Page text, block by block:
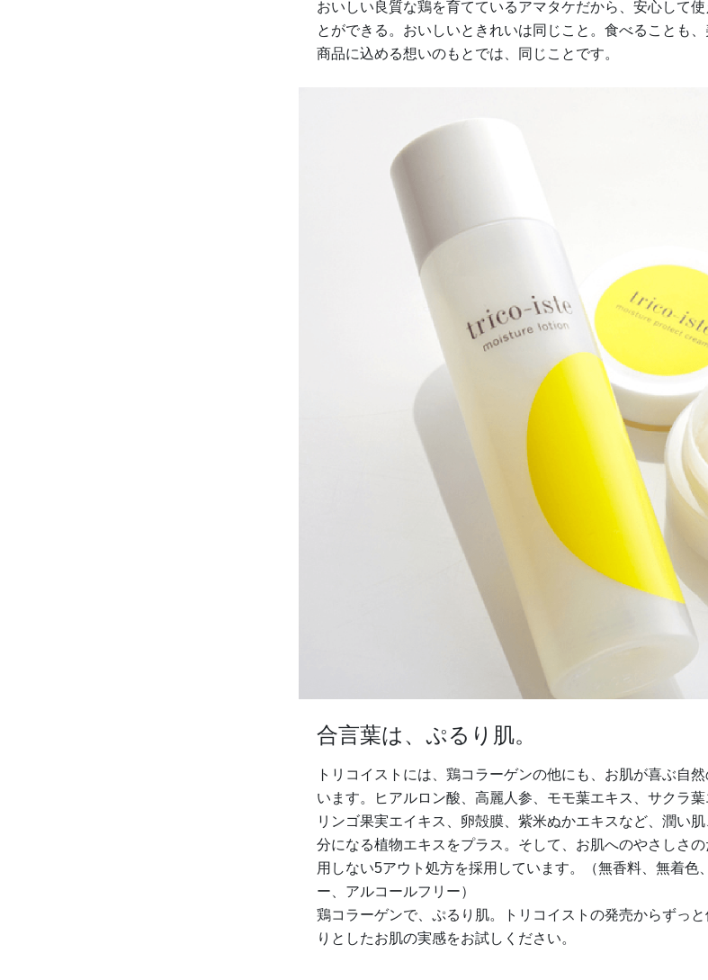
おいしい良質な鶏を育てているアマタケだから、安心して
とができる。おいしいときれいは同じこと。食べることも
商品に込める想いのもとでは、同じことです。
合言葉は、ぷるり肌。
トリコイストには、鶏コラーゲンの他にも、お肌が喜ぶ自
います。ヒアルロン酸、高麗人参、モモ葉エキス、サクラ葉
リンゴ果実エイキス、卵殻膜、紫米ぬかエキスなど、潤い
分になる植物エキスをプラス。そして、お肌へのやさしさ
用しない5アウト処方を採用しています。（無香料、無着色
ー、アルコールフリー）
鶏コラーゲンで、ぷるり肌。トリコイストの発売からずっ
りとしたお肌の実感をお試しください。